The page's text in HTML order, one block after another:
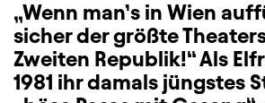
„Wenn man’s in Wien
sicher der größte
Zweiten Republik!“ Als
1981 ihr damals jüngstes